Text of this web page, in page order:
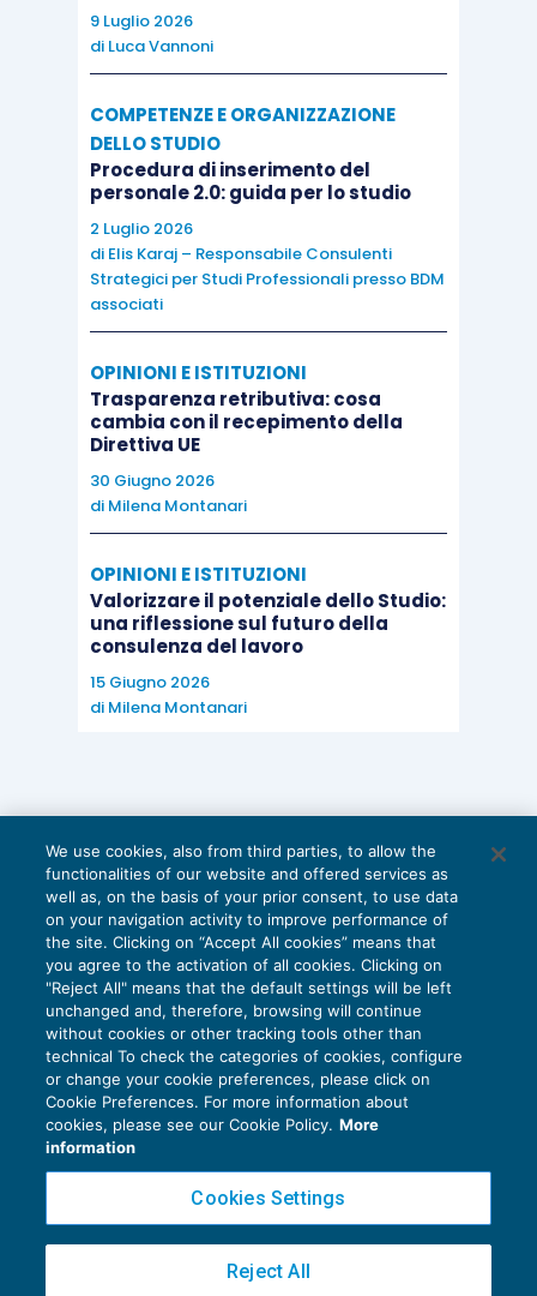
9 Luglio 2026
di Luca Vannoni
COMPETENZE E ORGANIZZAZIONE
DELLO STUDIO
Procedura di inserimento del
personale 2.0: guida per lo studio
2 Luglio 2026
di Elis Karaj – Responsabile Consulenti
Strategici per Studi Professionali presso BDM
associati
OPINIONI E ISTITUZIONI
Trasparenza retributiva: cosa
cambia con il recepimento della
Direttiva UE
30 Giugno 2026
di Milena Montanari
OPINIONI E ISTITUZIONI
Valorizzare il potenziale dello Studio:
una riflessione sul futuro della
consulenza del lavoro
15 Giugno 2026
di Milena Montanari
Privacy Policy
Cookie Policy
Copyright 2016 ©Gruppo Euroconference S.p.A.v2.32.2
Piazza Luigi Einaudi, 10N01 - 20124 Milano - info@ecnews.it
We use cookies, also from third parties, to allow the
functionalities of our website and offered services as
well as, on the basis of your prior consent, to use data
on your navigation activity to improve performance of
the site. Clicking on “Accept All cookies” means that
you agree to the activation of all cookies. Clicking on
"Reject All" means that the default settings will be left
unchanged and, therefore, browsing will continue
without cookies or other tracking tools other than
technical To check the categories of cookies, configure
or change your cookie preferences, please click on
Cookie Preferences. For more information about
cookies, please see our Cookie Policy. More
information
Cookies Settings
Reject All